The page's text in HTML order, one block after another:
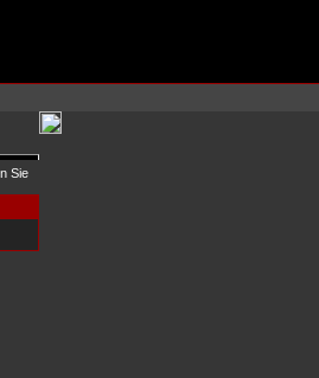
Sie